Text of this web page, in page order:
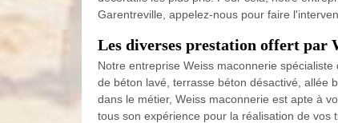
Garentreville, appelez-nous pour faire
Les diverses prestation offert par
Notre entreprise Weiss maconnerie
de béton lavé, terrasse béton désactivé, allée
dans le métier, Weiss maconnerie est apte à
tous son expérience pour la réalisation de vos